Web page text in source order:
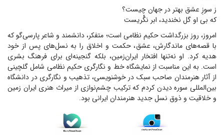
ز سوزِ عشق بهتر در جهان چیست؟
که بی او گل نخندید، ابر نگْریست
امروز، روز بزرگداشت حکیم نظامی است؛ متفکر، دانشمند و شاعر پارسی‌گو که
با قصه‌های ماندگارش، عشق، حکمت و اخلاق را به نسل‌های پس از خود
هدیه کرد. او نه‌تنها افتخار ایران‌زمین، بلکه گنجینه‌ای برای فرهنگ بشری
است. به این مناسبت از نمایشگاه خط و نگارگری حکیم نظامی شامل گلچینی
از آثار هنرمندان صاحب سبک در خوشنویسی، تذهیب و نگارگری در دانشگاه
بین‌المللی سوره دیدن کردم که ترکیب چشم‌نوازی از میراث هنری ایران زمین
و خلاقیت و ذوق نسل جدید هنرمندان ایرانی بود.